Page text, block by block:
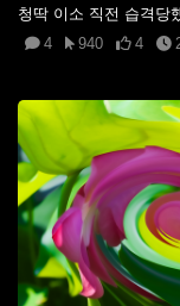
청딱 이소 직전 습격당
4
940 4